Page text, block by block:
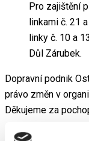
Pro zajištění
linkami č. 21
linky č. 10 a
Důl Zárubek.
Dopravní podnik
právo změn v
Děkujeme za